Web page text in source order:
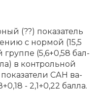
(??) по­ка­за­тель
с нор­мой (15,5
груп­пе (5,6+0,58 бал­
в кон­троль­ной
САН ва­
- 2,1+0,22 бал­ла.